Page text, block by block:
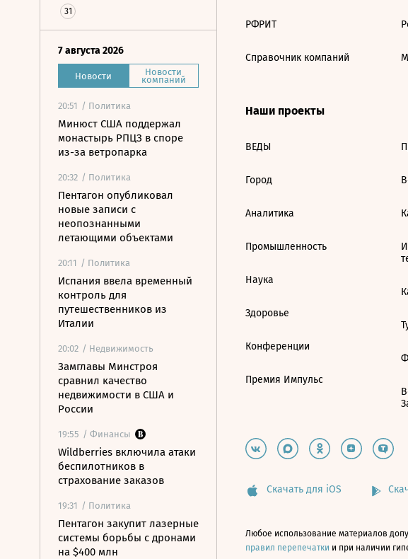
31
7 августа 2026
Новости Новости
компаний
20:51 / Политика
Минюст США поддержал
монастырь РПЦЗ в споре
из-за ветропарка
20:32 / Политика
Пентагон опубликовал
новые записи с
неопознанными
летающими объектами
20:11 / Политика
Испания ввела временный
контроль для
путешественников из
Италии
20:02 / Недвижимость
Замглавы Минстроя
сравнил качество
недвижимости в США и
России
19:55 / Финансы
Wildberries включила атаки
беспилотников в
страхование заказов
19:31 / Политика
Пентагон закупит лазерные
системы борьбы с дронами
на $400 млн
РФРИТ
Справочник компаний
Наши проекты
ВЕДЫ
Город
Аналитика
Промышленность
Наука
Здоровье
Конференции
Премия Импульс
Скачать для iOS
Любое использование материалов
правил перепечатки и при наличии